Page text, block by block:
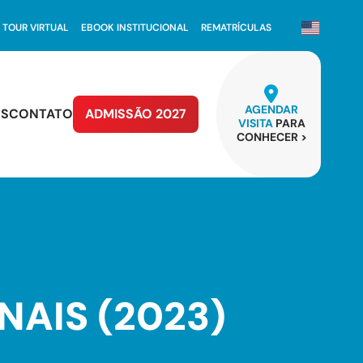
TOUR VIRTUAL EBOOK INSTITUCIONAL REMATRÍCULAS
CONTATO ADMISSÃO 2027
AGENDAR
VISITA PARA
CONHECER >
(2023)